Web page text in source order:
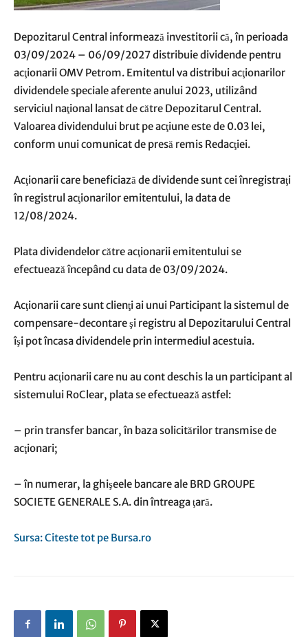
Depozitarul Central informează investitorii că, în perioada
03/09/2024 – 06/09/2027 distribuie dividende pentru
acţionarii OMV Petrom. Emitentul va distribui acţionarilor
dividendele speciale aferente anului 2023, utilizând
serviciul naţional lansat de către Depozitarul Central.
Valoarea dividendului brut pe acţiune este de 0.03 lei,
conform unui comunicat de presă remis Redacţiei.
Acţionarii care beneficiază de dividende sunt cei înregistraţi
în registrul acţionarilor emitentului, la data de
12/08/2024.
Plata dividendelor către acţionarii emitentului se
efectuează începând cu data de 03/09/2024.
Acţionarii care sunt clienţi ai unui Participant la sistemul de
compensare-decontare şi registru al Depozitarului Central
îşi pot încasa dividendele prin intermediul acestuia.
Pentru acţionarii care nu au cont deschis la un participant al
sistemului RoClear, plata se efectuează astfel:
– prin transfer bancar, în baza solicitărilor transmise de
acţionari;
– în numerar, la ghişeele bancare ale BRD GROUPE
SOCIETE GENERALE S.A. din întreaga ţară.
Sursa: Citeste tot pe Bursa.ro